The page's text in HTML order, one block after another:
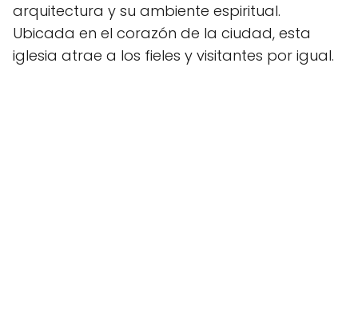
arquitectura y su ambiente espiritual.
Ubicada en el corazón de la ciudad, esta
iglesia atrae a los fieles y visitantes por igual.